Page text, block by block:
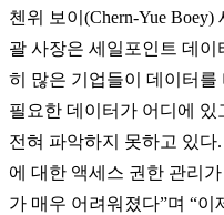
첸위 보이(Chern-Yue
괄 사장은 세일포인트 데이
히 많은 기업들이 데이터를
필요한 데이터가 어디에 있
전혀 파악하지 못하고 있
에 대한 액세스 권한 관리
가 매우 어려워졌다”며 “이